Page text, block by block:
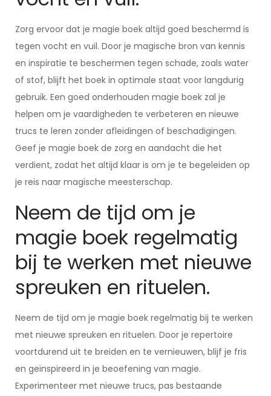
Zorg ervoor dat je magie boek altijd goed beschermd is
tegen vocht en vuil. Door je magische bron van kennis
en inspiratie te beschermen tegen schade, zoals water
of stof, blijft het boek in optimale staat voor langdurig
gebruik. Een goed onderhouden magie boek zal je
helpen om je vaardigheden te verbeteren en nieuwe
trucs te leren zonder afleidingen of beschadigingen.
Geef je magie boek de zorg en aandacht die het
verdient, zodat het altijd klaar is om je te begeleiden op
je reis naar magische meesterschap.
Neem de tijd om je
magie boek regelmatig
bij te werken met nieuwe
spreuken en rituelen.
Neem de tijd om je magie boek regelmatig bij te werken
met nieuwe spreuken en rituelen. Door je repertoire
voortdurend uit te breiden en te vernieuwen, blijf je fris
en geïnspireerd in je beoefening van magie.
Experimenteer met nieuwe trucs, pas bestaande